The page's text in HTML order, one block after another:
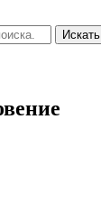
Искать